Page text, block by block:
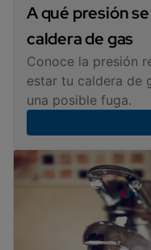
A qué presión
caldera de gas
Conoce la presión
estar tu caldera de
una posible fuga.